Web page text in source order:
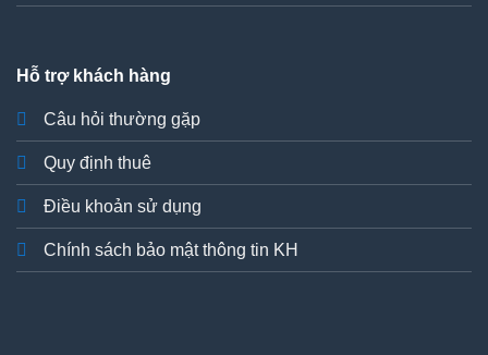
Hỗ trợ khách hàng
Câu hỏi thường gặp
Quy định thuê
Điều khoản sử dụng
Chính sách bảo mật thông tin KH